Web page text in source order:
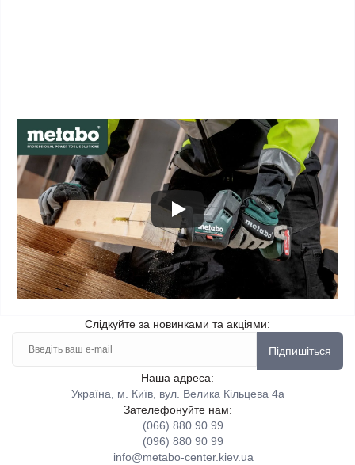
Слідкуйте за новинками та акціями:
Підпишіться
Наша адреса:
Україна, м. Київ, вул. Велика Кільцева 4а
Зателефонуйте нам:
(066) 880 90 99
(096) 880 90 99
info@metabo-center.kiev.ua